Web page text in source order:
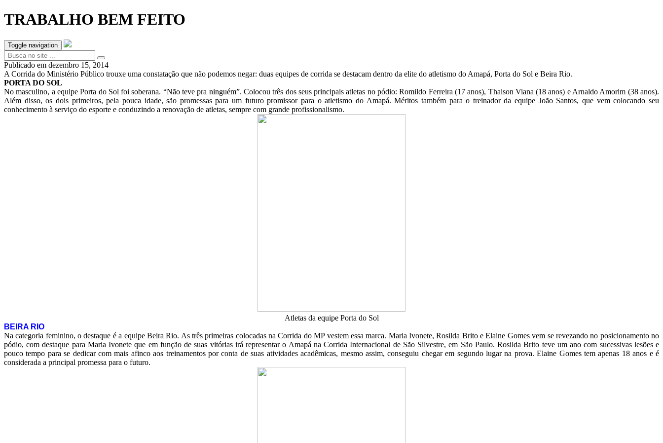
TRABALHO BEM FEITO
Toggle navigation
Publicado em dezembro 15, 2014
A Corrida do Ministério Público trouxe uma constatação que não podemos negar: duas equipes de corrida se destacam dentro da elite do atletismo do Amapá, Porta do Sol e Beira Rio.
PORTA DO SOL
No masculino, a equipe Porta do Sol foi soberana. “Não teve pra ninguém”. Colocou três dos seus principais atletas no pódio: Romildo Ferreira (17 anos), Thaison Viana (18 anos) e Arnaldo Amorim (38 anos).
Além disso, os dois primeiros, pela pouca idade, são promessas para um futuro promissor para o atletismo do Amapá. Méritos também para o treinador da equipe João Santos, que vem colocando seu
conhecimento à serviço do esporte e conduzindo a renovação de atletas, sempre com grande profissionalismo.
Atletas da equipe Porta do Sol
BEIRA RIO
Na categoria feminino, o destaque é a equipe Beira Rio. As três primeiras colocadas na Corrida do MP vestem essa marca. Maria Ivonete, Rosilda Brito e Elaine Gomes vem se revezando no posicionamento no
pódio, com destaque para Maria Ivonete que em função de suas vitórias irá representar o Amapá na Corrida Internacional de São Silvestre, em São Paulo. Rosilda Brito teve um ano com sucessivas lesões e
pouco tempo para se dedicar com mais afinco aos treinamentos por conta de suas atividades acadêmicas, mesmo assim, conseguiu chegar em segundo lugar na prova. Elaine Gomes tem apenas 18 anos e é
considerada a principal promessa para o futuro.